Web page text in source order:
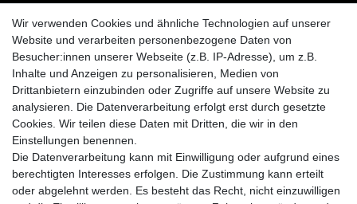
CPBlack Versandpartner
Wir verwenden Cookies und ähnliche Technologien auf unserer
Website und verarbeiten personenbezogene Daten von
Besucher:innen unserer Webseite (z.B. IP-Adresse), um z.B.
Inhalte und Anzeigen zu personalisieren, Medien von
Drittanbietern einzubinden oder Zugriffe auf unsere Website zu
analysieren. Die Datenverarbeitung erfolgt erst durch gesetzte
Cookies. Wir teilen diese Daten mit Dritten, die wir in den
Einstellungen benennen.
Die Datenverarbeitung kann mit Einwilligung oder aufgrund eines
berechtigten Interesses erfolgen. Die Zustimmung kann erteilt
oder abgelehnt werden. Es besteht das Recht, nicht einzuwilligen